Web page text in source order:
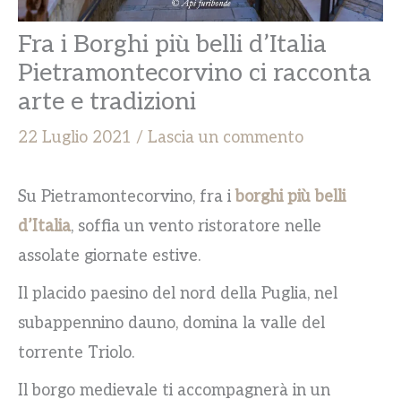
Fra i Borghi più belli d’Italia
Pietramontecorvino ci racconta
arte e tradizioni
22 Luglio 2021 / Lascia un commento
Su Pietramontecorvino, fra iborghi più belli
d’Italia, soffia un vento ristoratore nelle
assolate giornate estive.
Il placido paesino del nord della Puglia, nel
subappennino dauno, domina la valle del
torrente Triolo.
Il borgo medievale ti accompagnerà in un